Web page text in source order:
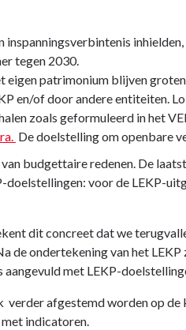
inspanningsverbintenis
tegen 2030.
eigen patrimonium blijven
en/of door andere entiteiten.
zoals geformuleerd in het
De doelstelling om openbare
budgettaire redenen. De
voor de LEKP-
dit concreet dat we
de ondertekening van het
met LEKP-
verder afgestemd worden op
indicatoren.